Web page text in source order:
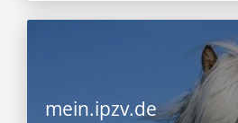
mein.ipzv.de